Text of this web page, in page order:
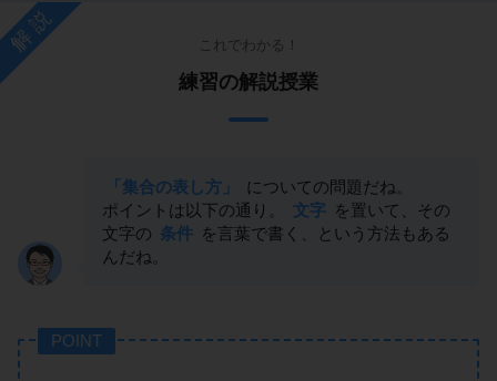
解説 これでわかる！
練習の解説授業
「集合の表し方」
についての問題だね。
ポイントは以下の通り。
文字 を置いて、その
文字の 条件 を言葉で書く、という方法もある
んだね。
POINT